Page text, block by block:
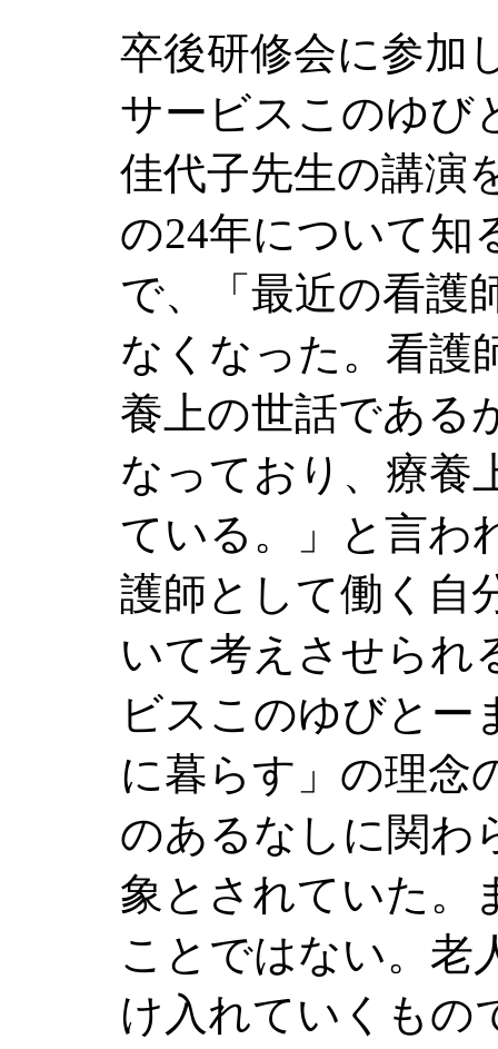
卒後研修会に参加
サービスこのゆび
佳代子先生の講演
の24年について知
で、「最近の看護
なくなった。看護
養上の世話である
なっており、療養
ている。」と言わ
護師として働く自
いて考えさせられ
ビスこのゆびとー
に暮らす」の理念
のあるなしに関わ
象とされていた。
ことではない。老
け入れていくもの